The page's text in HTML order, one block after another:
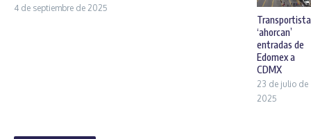
4 de septiembre de 2025
‘ahorcan’
entradas de
Edomex a
CDMX
23 de julio de
2025